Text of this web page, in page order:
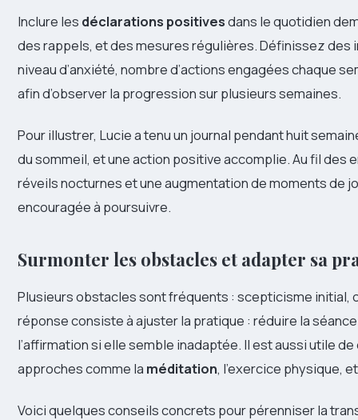
Inclure les déclarations positivesdans le quotidien
des rappels, et des mesures régulières. Définissez
niveau d’anxiété, nombre d’actions engagées chaque
afin d’observer la progression sur plusieurs semaines.
Pour illustrer, Lucie a tenu un journal pendant huit
du sommeil, et une action positive accomplie. Au fil des
réveils nocturnes et une augmentation de moments de
encouragée à poursuivre.
Surmonter les obstacles et adapter sa
Plusieurs obstacles sont fréquents : scepticisme initial,
réponse consiste à ajuster la pratique : réduire la
l’affirmation si elle semble inadaptée. Il est aussi utile
approches comme la méditation, l’exercice physique,
Voici quelques conseils concrets pour pérenniser la